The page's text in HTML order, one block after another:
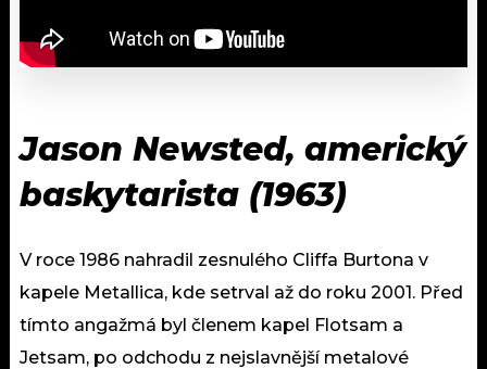
Jason Newsted, americký
baskytarista (1963)
V roce 1986 nahradil zesnulého Cliffa Burtona v
kapele Metallica, kde setrval až do roku 2001. Před
tímto angažmá byl členem kapel Flotsam a
Jetsam, po odchodu z nejslavnější metalové